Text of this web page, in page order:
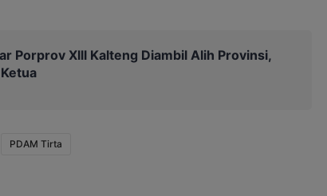
Porprov Xlll Kalteng Diambil Alih Provinsi,
PDAM Tirta